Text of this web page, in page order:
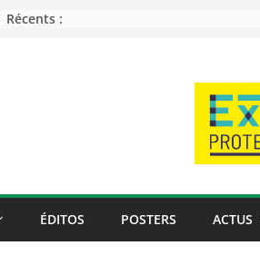
Récents :
ÉDITOS POSTERS ACTUS